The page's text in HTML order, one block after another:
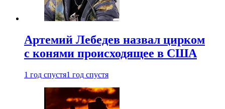
Артемий Лебедев назвал цирком
с конями происходящее в США
1 год спустя1 год спустя